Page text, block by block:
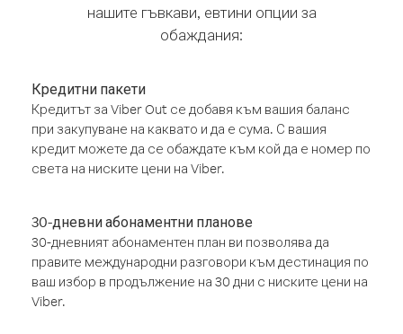
нашите гъвкави, евтини опции за
обаждания:
Кредитни пакети
Кредитът за Viber Out се добавя към вашия баланс
при закупуване на каквато и да е сума. С вашия
кредит можете да се обаждате към кой да е номер по
света на ниските цени на Viber.
30-дневни абонаментни планове
30-дневният абонаментен план ви позволява да
правите международни разговори към дестинация по
ваш избор в продължение на 30 дни с ниските цени на
Viber.